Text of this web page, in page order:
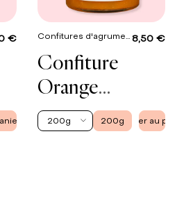
€ 8,50 €
Confiture
Orange
Mangue
Passion
200g 200gAjouter au panier